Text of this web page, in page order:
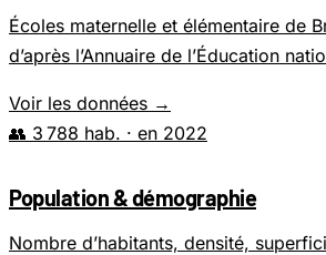
Écoles maternelle et élémentaire de
d’après l’Annuaire de l’Éducation
Voir les données →
👥 3 788 hab. · en 2022
Population & démographie
Nombre d’habitants, densité,